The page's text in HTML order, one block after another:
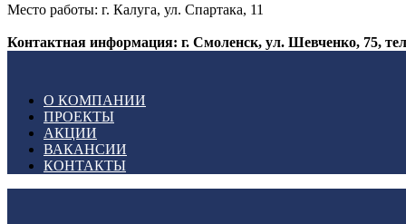
Место работы: г. Калуга, ул. Спартака, 11
Контактная информация: г. Смоленск, ул. Шевченко, 75,
О КОМПАНИИ
ПРОЕКТЫ
АКЦИИ
ВАКАНСИИ
КОНТАКТЫ